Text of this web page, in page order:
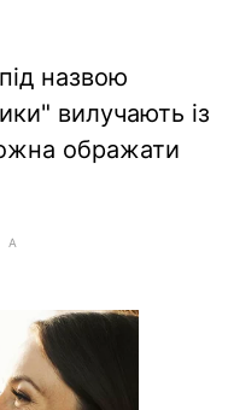
назвою
вилучають із
ображати